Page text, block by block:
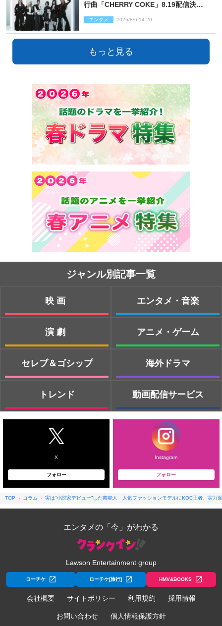
行曲「CHERRY COKE」8.19配信決
エンタメ 2026/8/6 14:20
もっと見る
ジャンル別記事一覧
映画
演劇
セレブ＆ゴシップ
トレンド
エンタメ・音楽
アニメ・ゲーム
海外ドラマ
動画配信サービス
X
フォロー
Instagram
フォロー
TOP コラム 実は“小説家デビュー”した芸能人 人気ファッションモデルにKOC王者、実力
エンタメの「今」がわかる
Lawson Entertainment group
ローチケ ローチケ[旅行] HMV&BOOKS
会社概要 サイトポリシー 利用規約 採用情報
お問い合わせ 個人情報保護方針